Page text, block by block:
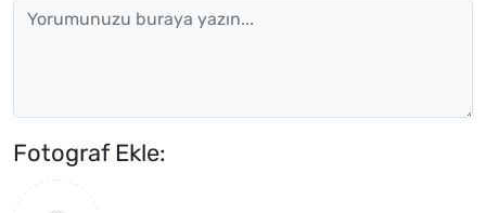
Fotograf Ekle: